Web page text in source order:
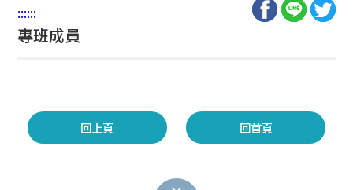
::::::
專班成員
回上頁 回首頁